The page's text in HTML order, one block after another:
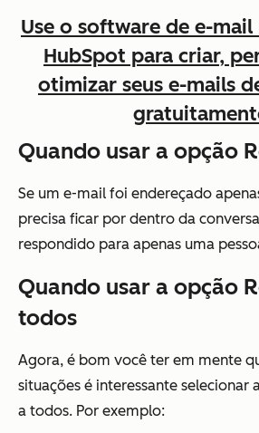
Use o software de e-
HubSpot para criar,
otimizar seus e-mails
Quando usar a opção
Se um e-mail foi endereçado
precisa ficar por dentro da
respondido para apenas uma
Quando usar a opção
todos
Agora, é bom você ter em mente
situações é interessante selecionar
a todos. Por exemplo: